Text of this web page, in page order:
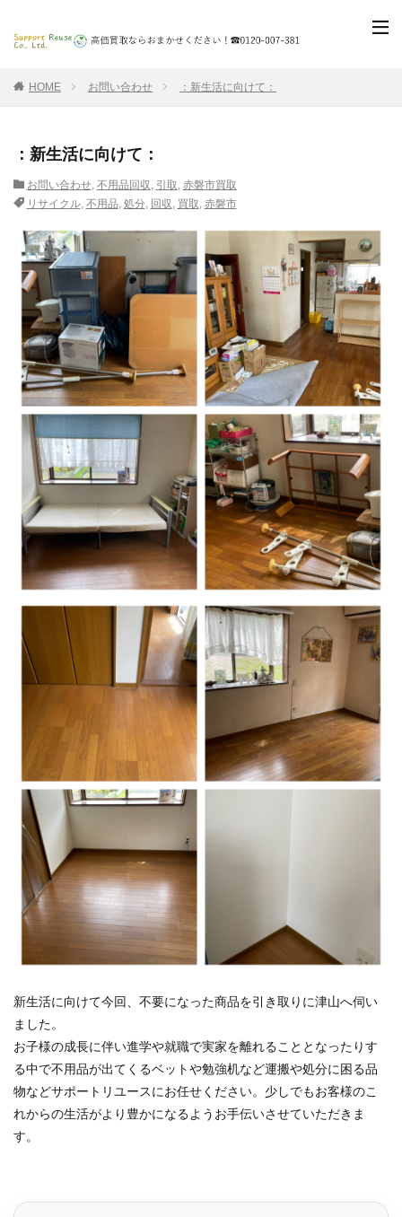
HOME お問い合わせ ：新生活に向けて：
：新生活に向けて：
お問い合わせ, 不用品回収, 引取, 赤磐市買取
リサイクル, 不用品, 処分, 回収, 買取, 赤磐市
新生活に向けて今回、不要になった商品を引き取りに津山へ伺い
ました。
お子様の成長に伴い進学や就職で実家を離れることとなったりす
る中で不用品が出てくるベットや勉強机など運搬や処分に困る品
物などサポートリユースにお任せください。少しでもお客様のこ
れからの生活がより豊かになるようお手伝いさせていただきま
す。